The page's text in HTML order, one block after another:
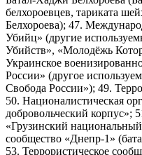
белхороевцев, тариката
Белхороева); 47.
Убийц» (другие
Убийств», «Молодёжь
Украинское
России» (другое
Свобода России»); 49.
50. Националистическая
добровольческий корпус»;
«Грузинский
сообщество «Днепр-1»
53. Террористическое